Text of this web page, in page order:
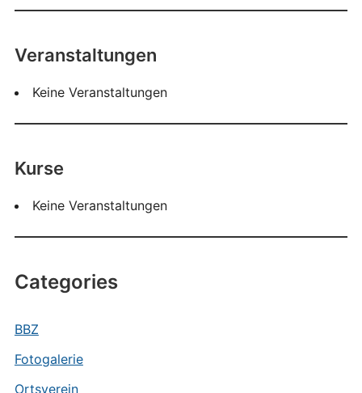
Veranstaltungen
Keine Veranstaltungen
Kurse
Keine Veranstaltungen
Categories
BBZ
Fotogalerie
Ortsverein